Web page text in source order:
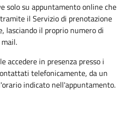
solo su appuntamento online che
il Servizio di prenotazione
lasciando il proprio numero di
accedere in presenza presso i
telefonicamente, da un
indicato nell'appuntamento.